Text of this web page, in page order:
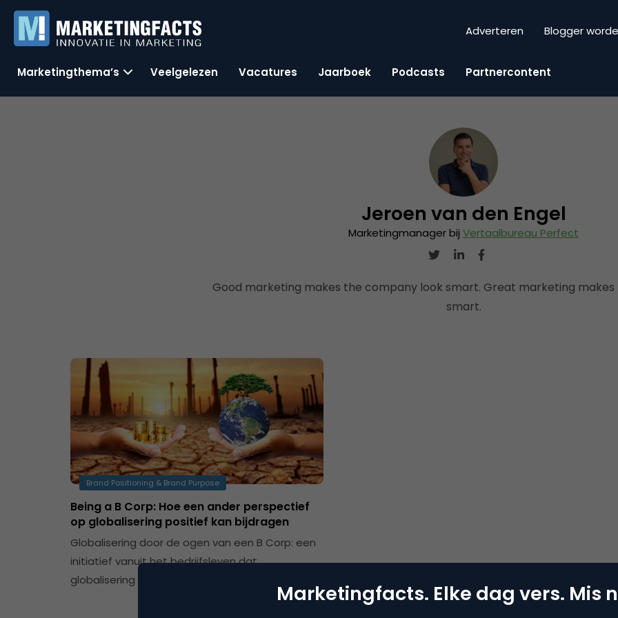
Adverteren Blogger
Marketingthema’s Veelgelezen Vacatures Jaarboek Podcasts Partnercontent
Jeroen van den Engel
Marketingmanager bij Vertaalbureau Perfect
Good marketing makes the company look smart. Great marketing
smart.
Brand Positioning & Brand Purpose
Being a B Corp: Hoe een ander perspectief
op globalisering positief kan bijdragen
Globalisering door de ogen van een B Corp: een
initiatief vanuit het bedrijfsleven dat
globalisering positief laat bijdragen.
Marketingfacts. Elke dag vers. Mis